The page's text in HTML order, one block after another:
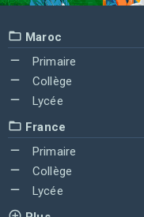
Maroc
Primaire
Collège
Lycée
France
Primaire
Collège
Lycée